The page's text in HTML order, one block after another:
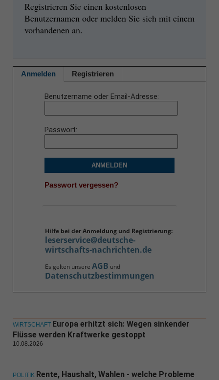
Registrieren Sie einen kostenlosen
Benutzernamen oder melden Sie sich mit einem
vorhandenen an.
Anmelden Registrieren
Benutzername oder Email-Adresse
Passwort
ANMELDEN
Passwort vergessen?
Hilfe bei der Anmeldung und Registrierung:
leserservice@deutsche-
wirtschafts-nachrichten.de
Es gelten unsere AGB und
Datenschutzbestimmungen
WIRTSCHAFT Europa erhitzt sich: Wegen sinkender
Flüsse werden Kraftwerke gestoppt
10.08.2026
POLITIK Rente, Haushalt, Wahlen - welche Probleme